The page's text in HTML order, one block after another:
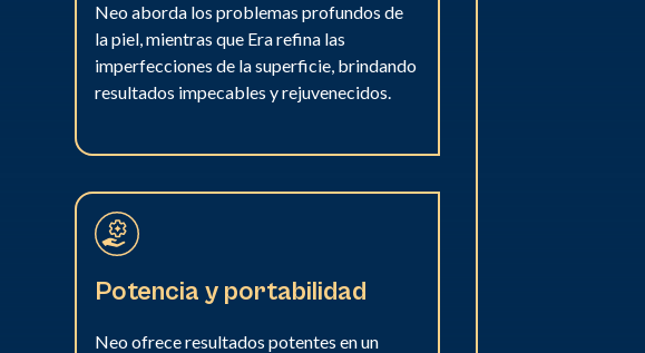
Neo aborda los problemas profundos de
la piel, mientras que Era refina las
imperfecciones de la superficie, brindando
resultados impecables y rejuvenecidos.
Potencia y portabilidad
Neo ofrece resultados potentes en un